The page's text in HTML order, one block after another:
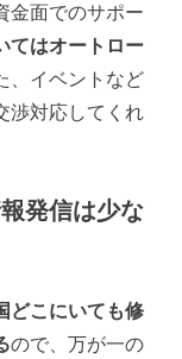
金面でのサポー
てはオートロー
、イベントなど
渉対応してくれ
発信は少な
どこにいても修
ので、万が一の